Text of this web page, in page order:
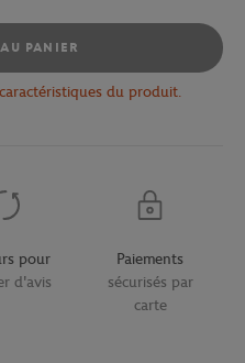
PANIER
du produit.
pour
d'avis
Paiements
sécurisés par
carte